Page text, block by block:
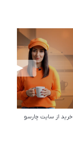
خرید از سایت چارسو